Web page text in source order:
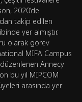
2020’de
takip edilen
yer almıştır.
olarak görev
MIFA Campus
Annecy
bu yıl MIPCOM
arasında yer